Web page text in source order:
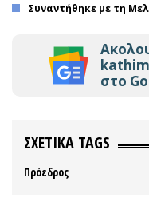
Συναντήθηκε με τη
στο
ΣΧΕΤΙΚΑ TAGS
Πρόεδρος